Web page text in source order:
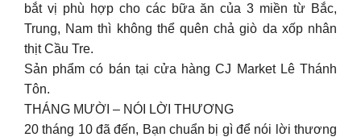
bắt vị phù hợp cho các bữa ăn của 3 miền từ Bắc,
Trung, Nam thì không thể quên chả giò da xốp nhân
thịt Cầu Tre.
Sản phẩm có bán tại cửa hàng CJ Market Lê Thánh
Tôn.
THÁNG MƯỜI – NÓI LỜI THƯƠNG
20 tháng 10 đã đến, Bạn chuẩn bị gì để nói lời thương